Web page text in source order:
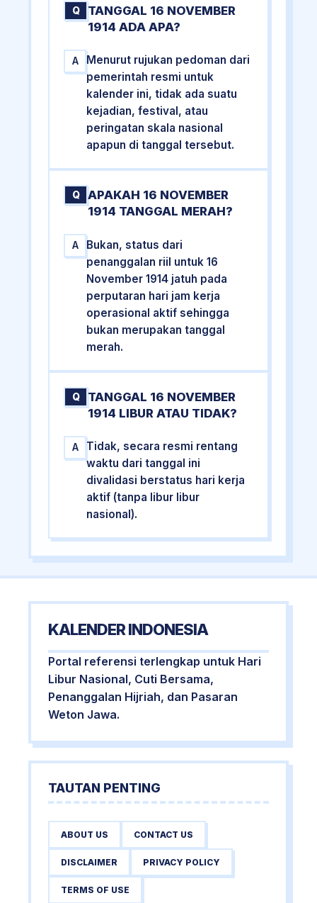
Q
TANGGAL 16 NOVEMBER
1914 ADA APA?
A
Menurut rujukan pedoman dari
pemerintah resmi untuk
kalender ini, tidak ada suatu
kejadian, festival, atau
peringatan skala nasional
apapun di tanggal tersebut.
Q
APAKAH 16 NOVEMBER
1914 TANGGAL MERAH?
A
Bukan, status dari
penanggalan riil untuk 16
November 1914 jatuh pada
perputaran hari jam kerja
operasional aktif sehingga
bukan merupakan tanggal
merah.
Q
TANGGAL 16 NOVEMBER
1914 LIBUR ATAU TIDAK?
A
Tidak, secara resmi rentang
waktu dari tanggal ini
divalidasi berstatus hari kerja
aktif (tanpa libur libur
nasional).
KALENDER INDONESIA
Portal referensi terlengkap untuk Hari
Libur Nasional, Cuti Bersama,
Penanggalan Hijriah, dan Pasaran
Weton Jawa.
TAUTAN PENTING
ABOUT US CONTACT US
DISCLAIMER PRIVACY POLICY
TERMS OF USE